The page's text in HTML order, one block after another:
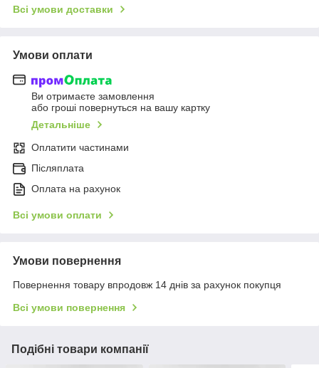
Всі умови доставки
Умови оплати
Ви отримаєте замовлення
або гроші повернуться на вашу картку
Детальніше
Оплатити частинами
Післяплата
Оплата на рахунок
Всі умови оплати
Умови повернення
Повернення товару впродовж 14 днів за рахунок покупця
Всі умови повернення
Подібні товари компанії